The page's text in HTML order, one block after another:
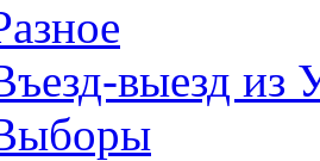
выезд из